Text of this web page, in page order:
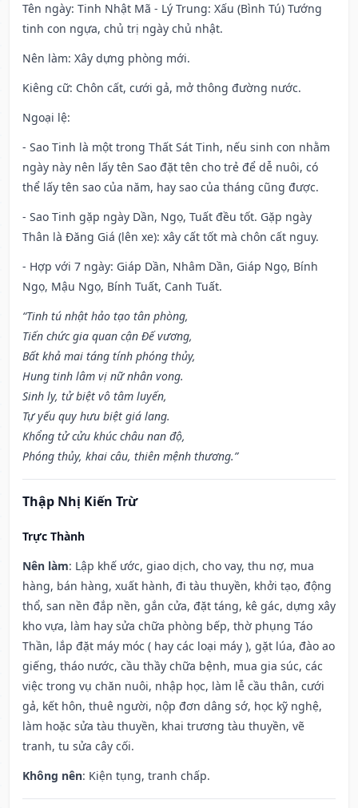
Tên ngày: Tinh Nhật Mã - Lý Trung: Xấu (Bình Tú) Tướng
tinh con ngựa, chủ trị ngày chủ nhật.
Nên làm: Xây dựng phòng mới.
Kiêng cữ: Chôn cất, cưới gả, mở thông đường nước.
Ngoại lệ:
- Sao Tinh là một trong Thất Sát Tinh, nếu sinh con nhằm
ngày này nên lấy tên Sao đặt tên cho trẻ để dễ nuôi, có
thể lấy tên sao của năm, hay sao của tháng cũng được.
- Sao Tinh gặp ngày Dần, Ngọ, Tuất đều tốt. Gặp ngày
Thân là Đăng Giá (lên xe): xây cất tốt mà chôn cất nguy.
- Hợp với 7 ngày: Giáp Dần, Nhâm Dần, Giáp Ngọ, Bính
Ngọ, Mậu Ngọ, Bính Tuất, Canh Tuất.
“Tinh tú nhật hảo tạo tân phòng,
Tiến chức gia quan cận Đế vương,
Bất khả mai táng tính phóng thủy,
Hung tinh lâm vị nữ nhân vong.
Sinh ly, tử biệt vô tâm luyến,
Tự yếu quy hưu biệt giá lang.
Khổng tử cửu khúc châu nan độ,
Phóng thủy, khai câu, thiên mệnh thương.”
Thập Nhị Kiến Trừ
Trực Thành
Nên làm: Lập khế ước, giao dịch, cho vay, thu nợ, mua
hàng, bán hàng, xuất hành, đi tàu thuyền, khởi tạo, động
thổ, san nền đắp nền, gắn cửa, đặt táng, kê gác, dựng xây
kho vựa, làm hay sửa chữa phòng bếp, thờ phụng Táo
Thần, lắp đặt máy móc ( hay các loại máy ), gặt lúa, đào ao
giếng, tháo nước, cầu thầy chữa bệnh, mua gia súc, các
việc trong vụ chăn nuôi, nhập học, làm lễ cầu thân, cưới
gả, kết hôn, thuê người, nộp đơn dâng sớ, học kỹ nghệ,
làm hoặc sửa tàu thuyền, khai trương tàu thuyền, vẽ
tranh, tu sửa cây cối.
Không nên: Kiện tụng, tranh chấp.